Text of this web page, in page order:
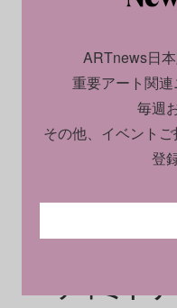
ディミトリ
ARTnews日
重要アート関
毎週
その他、イベント
登